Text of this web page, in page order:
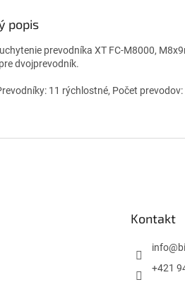
popis
prevodníka XT FC-M8000,
dvojprevodník.
11 rýchlostné, Počet
Kontakt
info@
+421